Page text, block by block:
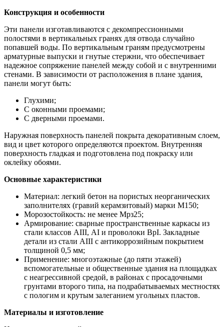
Конструкция и особенности
Эти панели изготавливаются с декомпрессионными
полостями в вертикальных гранях для отвода случайно
попавшей воды. По вертикальным граням предусмотрены
арматурные выпуски и гнутые стержни, что обеспечивает
надежное сопряжение панелей между собой и с внутренними
стенами. В зависимости от расположения в плане здания,
панели могут быть:
Глухими;
С оконными проемами;
С дверными проемами.
Наружная поверхность панелей покрыта декоративным слоем,
вид и цвет которого определяются проектом. Внутренняя
поверхность гладкая и подготовлена под покраску или
оклейку обоями.
Основные характеристики
Материал: легкий бетон на пористых неорганических
заполнителях (гравий керамзитовый) марки М150;
Морозостойкость: не менее Мрз25;
Армирование: сварные пространственные каркасы из
стали классов АIII, АI и проволоки ВрI. Закладные
детали из стали АIII с антикоррозийным покрытием
толщиной 0,5 мм;
Применение: многоэтажные (до пяти этажей)
вспомогательные и общественные здания на площадках
с неагрессивной средой, в районах с просадочными
грунтами второго типа, на подрабатываемых местностях
с пологим и крутым залеганием угольных пластов.
Материалы и изготовление